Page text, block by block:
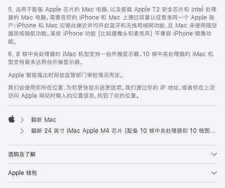
5. 适用于配备 Apple 芯片的 Mac 电脑，以及搭载 Apple T2 安全芯片和 Intel 处理
器的 Mac 电脑。需要在你的 iPhone 和 Mac 上通过双重认证登录同一个 Apple 账
户；iPhone 和 Mac 应彼此接近并均开启蓝牙和无线局域网功能，且 Mac 未使用隔空
播放或随航功能。某些 iPhone 功能 (比如摄像头和麦克风) 不兼容 iPhone 镜像功
能。
6. 8 核中央处理器的 iMac 机型支持一台外接显示器。10 核中央处理器的 iMac 机
型支持最多达两台外接显示器。
Apple 智能推出时间依监管部门审批情况而定。
我们会使用你所在位置，为你更快显示送货选项。我们通过你的 IP 地址，或者你在上次
访问 Apple 网站时输入的位置信息，找到了你的位置。
Apple
翻新 Mac
翻新 24 英寸 iMac Apple M4 芯片 (配备 10 核中央处理器和 10 核图形处理器) 和千兆以太网端口 - 蓝色
选购及了解
Apple 钱包